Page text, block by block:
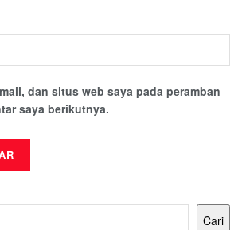
dan situs web saya pada peramban
saya berikutnya.
Cari